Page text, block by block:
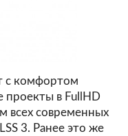
с комфортом
проекты в FullHD
всех современных
3. Ранее это же